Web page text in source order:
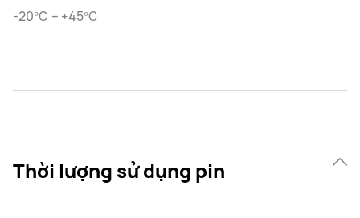
-20℃ – +45℃
Thời lượng sử dụng pin